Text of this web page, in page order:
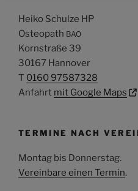
Heiko Schulze HP
Osteopath BAO
Kornstraße 39
30167 Hannover
T 0160 97587328
Anfahrt mit Google Maps
TERMINE NACH
Montag bis Donnerstag.
Vereinbare einen Termin.